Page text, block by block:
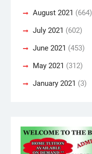
August 2021 (664)
July 2021 (602)
June 2021 (453)
May 2021 (312)
January 2021 (3)